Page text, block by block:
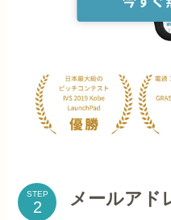
STEP
メールアド